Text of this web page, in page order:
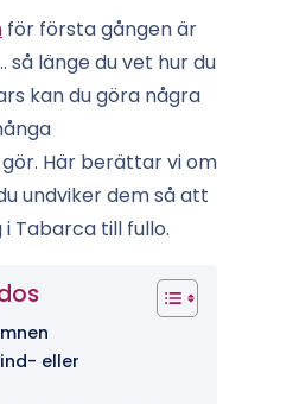
för första gången är
så länge du vet hur du
kan du göra några
Här berättar vi om
undviker dem så att
i Tabarca till fullo.
eller